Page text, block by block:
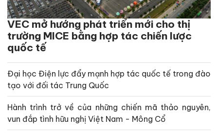
VEC mở hướng phát triển mới cho thị
trường MICE bằng hợp tác chiến lược
quốc tế
Đại học Điện lực đẩy mạnh hợp tác quốc tế trong đào
tạo với đối tác Trung Quốc
Hành trình trở về của những chiến mã thảo nguyên,
vun đắp tình hữu nghị Việt Nam - Mông Cổ